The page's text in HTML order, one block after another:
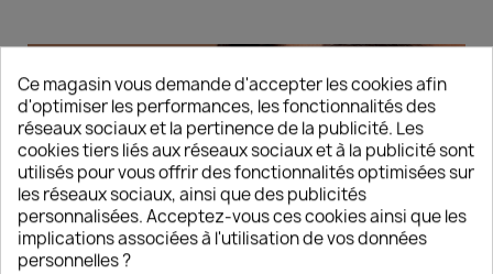
Ce magasin vous demande d'accepter les cookies afin
d'optimiser les performances, les fonctionnalités des
réseaux sociaux et la pertinence de la publicité. Les
cookies tiers liés aux réseaux sociaux et à la publicité sont
utilisés pour vous offrir des fonctionnalités optimisées sur
les réseaux sociaux, ainsi que des publicités
personnalisées. Acceptez-vous ces cookies ainsi que les
implications associées à l'utilisation de vos données
personnelles ?